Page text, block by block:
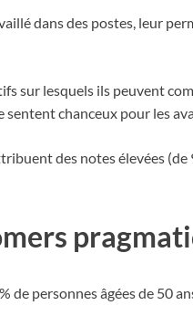
dans des postes, leur
sur lesquels ils peuvent
chanceux pour les
des notes élevées
de personnes âgées de 50